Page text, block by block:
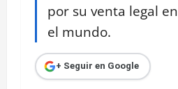
por su venta legal en
el mundo.
+ Seguir en Google